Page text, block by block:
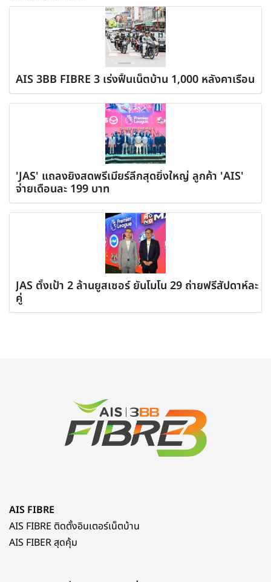
AIS 3BB FIBRE 3 เร่งฟื้นเน็ตบ้าน 1,000 หลังคาเรือน
'JAS' แถลงยิงสดพรีเมียร์ลีกสุดยิ่งใหญ่ ลูกค้า 'AIS'
จ่ายเดือนละ 199 บาท
JAS ตั้งเป้า 2 ล้านยูสเซอร์ ยันโมโน 29 ถ่ายฟรีสัปดาห์ละ
คู่
AIS FIBRE
AIS FIBRE ติดตั้งอินเตอร์เน็ตบ้าน
AIS FIBER สุดคุ้ม